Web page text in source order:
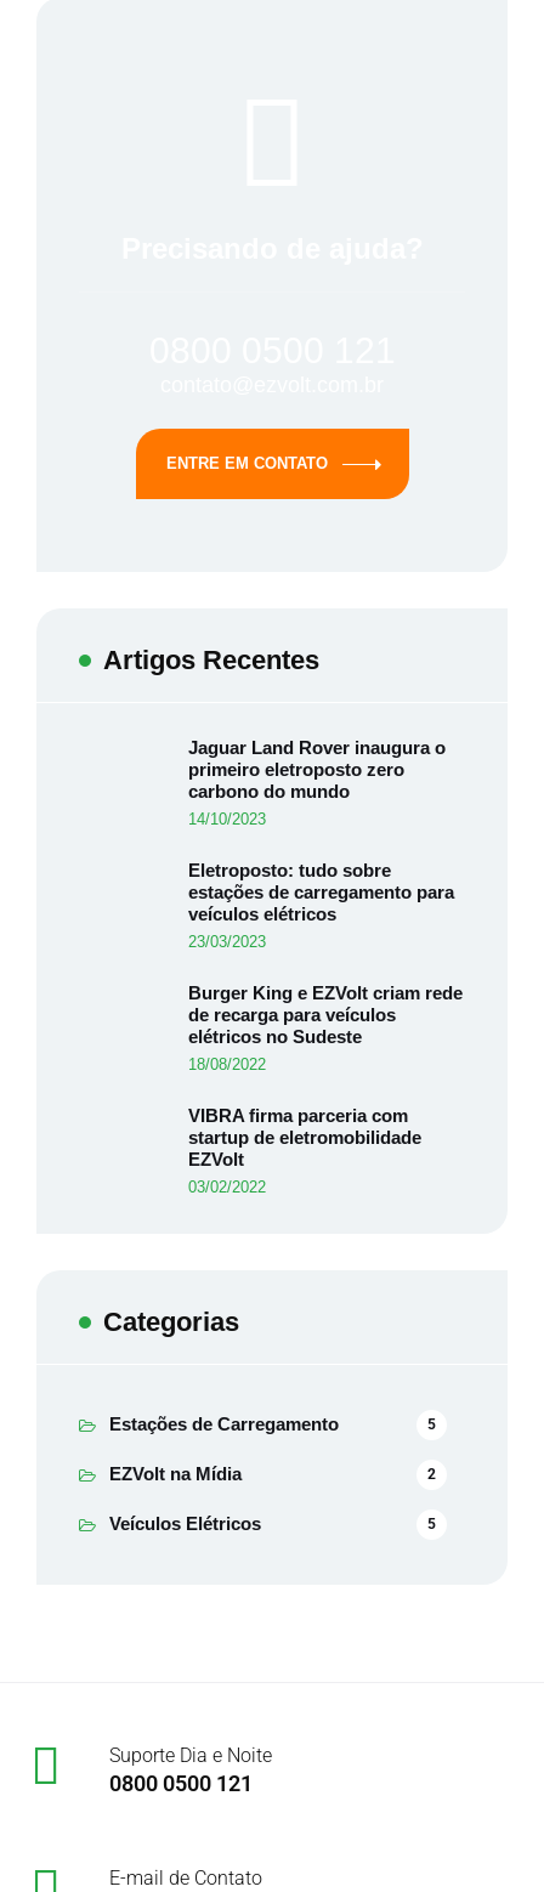
ENTRE EM CONTATO
Artigos Recentes
Jaguar Land Rover inaugura o
primeiro eletroposto zero
carbono do mundo
14/10/2023
Eletroposto: tudo sobre
estações de carregamento para
veículos elétricos
23/03/2023
Burger King e EZVolt criam rede
de recarga para veículos
elétricos no Sudeste
18/08/2022
VIBRA firma parceria com
startup de eletromobilidade
EZVolt
03/02/2022
Categorias
Estações de Carregamento 5
EZVolt na Mídia 2
Veículos Elétricos 5
Suporte Dia e Noite
0800 0500 121
E-mail de Contato